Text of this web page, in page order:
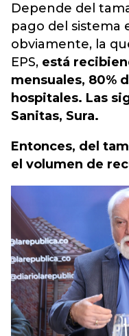
Depende del
pago del sistema
obviamente, la
EPS, está
mensuales, 80%
hospitales. Las
Sanitas, Sura.
Entonces, del
el volumen de